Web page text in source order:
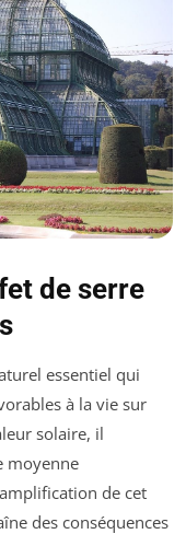
de serre
essentiel qui
à la vie sur
solaire, il
moyenne
de cet
des conséquences